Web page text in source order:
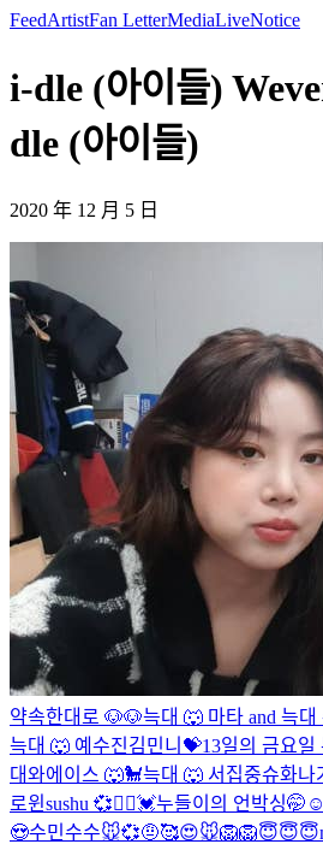
FeedArtistFan LetterMediaLiveNotice
i-dle (아이들)
dle (아이들)
2020 年 12 月 5 日
약속한대로 🐶🐶늑대 🐺 마타 and 늑대
늑대 🐺 예 수진김민니💝13일의 금요
대와에이스 🐺🐩늑대 🐺 서집중슈화나
로윈sushu 💞👯‍♀️💓누들이의 언박싱🤭☺
😍수민수수🐭💞🤨🥰😍🐭🦁🦁😇😇😇